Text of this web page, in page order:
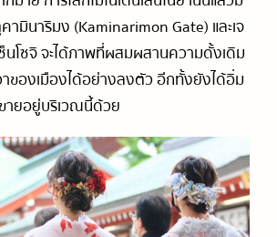
ามินาริมง (Kaminarimon Gate) และเจ
โซจิ จะได้ภาพที่ผสมผสานความดั้งเดิม
ของเมืองได้อย่างลงตัว อีกทั้งยังได้อิ่ม
ายอยู่บริเวณนี้ด้วย